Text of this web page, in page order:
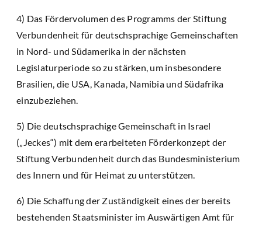
4) Das Fördervolumen des Programms der Stiftung
Verbundenheit für deutschsprachige Gemeinschaften
in Nord- und Südamerika in der nächsten
Legislaturperiode so zu stärken, um insbesondere
Brasilien, die USA, Kanada, Namibia und Südafrika
einzubeziehen.
5) Die deutschsprachige Gemeinschaft in Israel
(„Jeckes“) mit dem erarbeiteten Förderkonzept der
Stiftung Verbundenheit durch das Bundesministerium
des Innern und für Heimat zu unterstützen.
6) Die Schaffung der Zuständigkeit eines der bereits
bestehenden Staatsminister im Auswärtigen Amt für